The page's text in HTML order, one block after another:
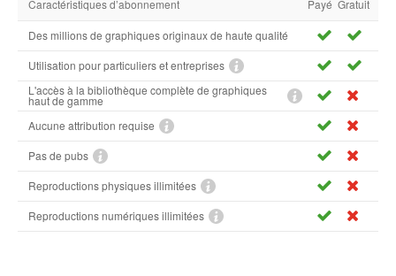
Caractéristiques d’abonnement Payé Gratuit
Des millions de graphiques originaux de haute qualité
Utilisation pour particuliers et entreprises
L'accès à la bibliothèque complète de graphiques
haut de gamme
Aucune attribution requise
Pas de pubs
Reproductions physiques illimitées
Reproductions numériques illimitées